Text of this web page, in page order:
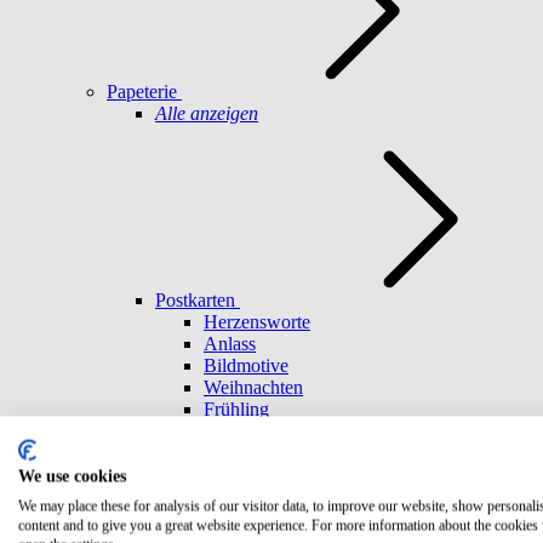
Papeterie
Alle anzeigen
Postkarten
Herzensworte
Anlass
Bildmotive
Weihnachten
Frühling
Geburtstag
Abenteuer
We use cookies
We may place these for analysis of our visitor data, to improve our website, show
content and to give you a great website experience. For more information about the cookies